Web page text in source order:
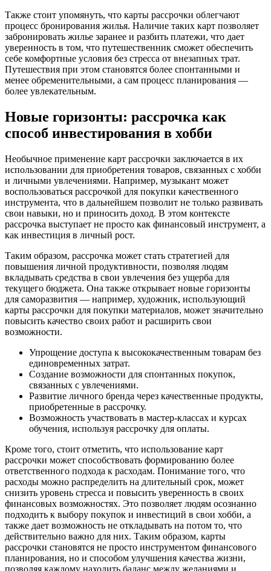
Также стоит упомянуть, что карты рассрочки облегчают
процесс бронирования жилья. Наличие таких карт позволяет
забронировать жилье заранее и разбить платежи, что дает
уверенность в том, что путешественник сможет обеспечить
себе комфортные условия без стресса от внезапных трат.
Путешествия при этом становятся более спонтанными и
менее обременительными, а сам процесс планирования —
более увлекательным.
Новые горизонты: рассрочка как
способ инвестирования в хобби
Необычное применение карт рассрочки заключается в их
использовании для приобретения товаров, связанных с хобби
и личными увлечениями. Например, музыкант может
воспользоваться рассрочкой для покупки качественного
инструмента, что в дальнейшем позволит не только развивать
свои навыки, но и приносить доход. В этом контексте
рассрочка выступает не просто как финансовый инструмент, а
как инвестиция в личный рост.
Таким образом, рассрочка может стать стратегией для
повышения личной продуктивности, позволяя людям
вкладывать средства в свои увлечения без ущерба для
текущего бюджета. Она также открывает новые горизонты
для саморазвития — например, художник, использующий
карты рассрочки для покупки материалов, может значительно
повысить качество своих работ и расширить свои
возможности.
Упрощение доступа к высококачественным товарам без
единовременных затрат.
Создание возможности для спонтанных покупок,
связанных с увлечениями.
Развитие личного бренда через качественные продукты,
приобретенные в рассрочку.
Возможность участвовать в мастер-классах и курсах
обучения, используя рассрочку для оплаты.
Кроме того, стоит отметить, что использование карт
рассрочки может способствовать формированию более
ответственного подхода к расходам. Понимание того, что
расходы можно распределить на длительный срок, может
снизить уровень стресса и повысить уверенность в своих
финансовых возможностях. Это позволяет людям осознанно
подходить к выбору покупок и инвестиций в свои хобби, а
также дает возможность не откладывать на потом то, что
действительно важно для них. Таким образом, карты
рассрочки становятся не просто инструментом финансового
планирования, но и способом улучшения качества жизни,
позволяя каждому находить баланс между желаниями и